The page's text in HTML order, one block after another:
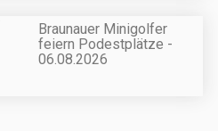
Braunauer Minigolfer
feiern Podestplätze -
06.08.2026